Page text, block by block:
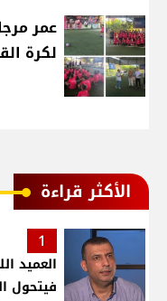
عمر
لكرة
الأكثر قراءة
1
العميد
فيتحول